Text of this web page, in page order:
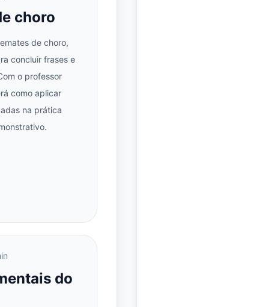
choro
de choro,
concluir frases e
o professor
como aplicar
na prática
do